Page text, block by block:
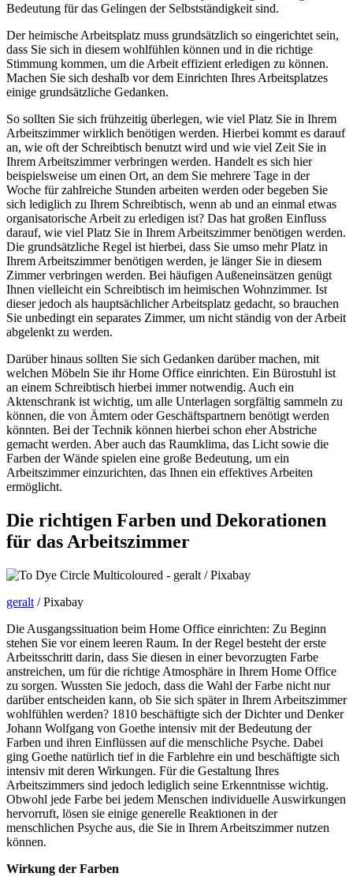
Bedeutung für das Gelingen der Selbstständigkeit sind.
Der heimische Arbeitsplatz muss grundsätzlich so eingerichtet sein,
dass Sie sich in diesem wohlfühlen können und in die richtige
Stimmung kommen, um die Arbeit effizient erledigen zu können.
Machen Sie sich deshalb vor dem Einrichten Ihres Arbeitsplatzes
einige grundsätzliche Gedanken.
So sollten Sie sich frühzeitig überlegen, wie viel Platz Sie in Ihrem
Arbeitszimmer wirklich benötigen werden. Hierbei kommt es darauf
an, wie oft der Schreibtisch benutzt wird und wie viel Zeit Sie in
Ihrem Arbeitszimmer verbringen werden. Handelt es sich hier
beispielsweise um einen Ort, an dem Sie mehrere Tage in der
Woche für zahlreiche Stunden arbeiten werden oder begeben Sie
sich lediglich zu Ihrem Schreibtisch, wenn ab und an einmal etwas
organisatorische Arbeit zu erledigen ist? Das hat großen Einfluss
darauf, wie viel Platz Sie in Ihrem Arbeitszimmer benötigen werden.
Die grundsätzliche Regel ist hierbei, dass Sie umso mehr Platz in
Ihrem Arbeitszimmer benötigen werden, je länger Sie in diesem
Zimmer verbringen werden. Bei häufigen Außeneinsätzen genügt
Ihnen vielleicht ein Schreibtisch im heimischen Wohnzimmer. Ist
dieser jedoch als hauptsächlicher Arbeitsplatz gedacht, so brauchen
Sie unbedingt ein separates Zimmer, um nicht ständig von der Arbeit
abgelenkt zu werden.
Darüber hinaus sollten Sie sich Gedanken darüber machen, mit
welchen Möbeln Sie ihr Home Office einrichten. Ein Bürostuhl ist
an einem Schreibtisch hierbei immer notwendig. Auch ein
Aktenschrank ist wichtig, um alle Unterlagen sorgfältig sammeln zu
können, die von Ämtern oder Geschäftspartnern benötigt werden
könnten. Bei der Technik können hierbei schon eher Abstriche
gemacht werden. Aber auch das Raumklima, das Licht sowie die
Farben der Wände spielen eine große Bedeutung, um ein
Arbeitszimmer einzurichten, das Ihnen ein effektives Arbeiten
ermöglicht.
Die richtigen Farben und Dekorationen
für das Arbeitszimmer
geralt / Pixabay
Die Ausgangssituation beim Home Office einrichten: Zu Beginn
stehen Sie vor einem leeren Raum. In der Regel besteht der erste
Arbeitsschritt darin, dass Sie diesen in einer bevorzugten Farbe
anstreichen, um für die richtige Atmosphäre in Ihrem Home Office
zu sorgen. Wussten Sie jedoch, dass die Wahl der Farbe nicht nur
darüber entscheiden kann, ob Sie sich später in Ihrem Arbeitszimmer
wohlfühlen werden? 1810 beschäftigte sich der Dichter und Denker
Johann Wolfgang von Goethe intensiv mit der Bedeutung der
Farben und ihren Einflüssen auf die menschliche Psyche. Dabei
ging Goethe natürlich tief in die Farblehre ein und beschäftigte sich
intensiv mit deren Wirkungen. Für die Gestaltung Ihres
Arbeitszimmers sind jedoch lediglich seine Erkenntnisse wichtig.
Obwohl jede Farbe bei jedem Menschen individuelle Auswirkungen
hervorruft, lösen sie einige generelle Reaktionen in der
menschlichen Psyche aus, die Sie in Ihrem Arbeitszimmer nutzen
können.
Wirkung der Farben